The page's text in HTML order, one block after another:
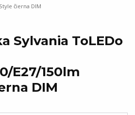
čierna DIM
Sylvania ToLEDo
E27/150lm
DIM